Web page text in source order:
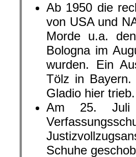
Ab 1950 die
von USA und
Morde u.a.
Bologna im
wurden. Ein
Tölz in Bayern.
Gladio hier trieb.
Am 25. Juli
Schuhe